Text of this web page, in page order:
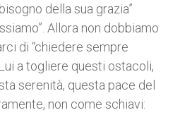
della sua grazia”
Allora non dobbiamo
di “chiedere sempre
a togliere questi ostacoli,
serenità, questa pace del
non come schiavi: